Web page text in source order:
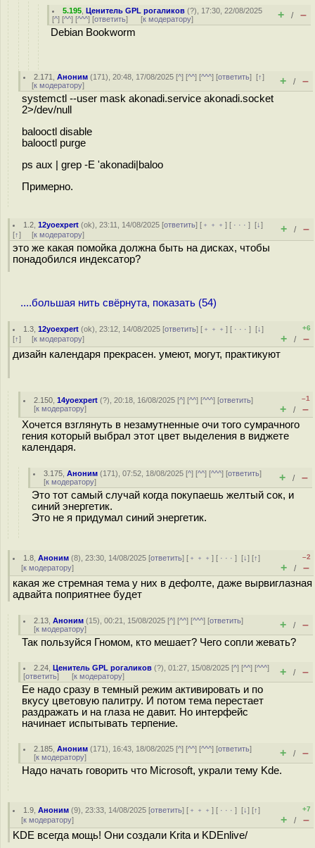
5.195 ,Ценитель GPL рогаликов (?), 17:30, 22/08/2025
[^] [^^] [^^^] [ответить] [к модератору] + / –
Debian Bookworm
2.171 ,Аноним (171), 20:48, 17/08/2025 [^] [^^] [^^^] [ответить][↑]
[к модератору] + / –
systemctl --user mask akonadi.service akonadi.socket
2>/dev/null
balooctl disable
balooctl purge
ps aux | grep -E 'akonadi|baloo
Примерно.
1.2 ,12yoexpert (ok), 23:11, 14/08/2025 [ответить] [ ﹢﹢﹢] [ · · ·][↓]
[↑] [к модератору] + / –
это же какая помойка должна быть на дисках, чтобы
понадобился индексатор?
....большая нить свёрнута, показать (54)
1.3 ,12yoexpert (ok), 23:12, 14/08/2025 [ответить] [ ﹢﹢﹢] [ · · ·][↓]
[↑] [к модератору]
+6
+ / –
дизайн календаря прекрасен. умеют, могут, практикуют
2.150 ,14yoexpert (?), 20:18, 16/08/2025 [^] [^^] [^^^] [ответить]
[к модератору]
–1
+ / –
Хочется взглянуть в незамутненные очи того сумрачного
гения который выбрал этот цвет выделения в виджете
календаря.
3.175 ,Аноним (171), 07:52, 18/08/2025 [^] [^^] [^^^] [ответить]
[к модератору] + / –
Это тот самый случай когда покупаешь желтый сок, и
синий энергетик.
Это не я придумал синий энергетик.
1.8 ,Аноним (8), 23:30, 14/08/2025 [ответить] [ ﹢﹢﹢] [ · · ·][↓] [↑]
[к модератору]
–2
+ / –
какая же стремная тема у них в дефолте, даже вырвиглазная
адвайта поприятнее будет
2.13 ,Аноним (15), 00:21, 15/08/2025 [^] [^^] [^^^] [ответить]
[к модератору] + / –
Так пользуйся Гномом, кто мешает? Чего сопли жевать?
2.24 ,Ценитель GPL рогаликов (?), 01:27, 15/08/2025 [^] [^^] [^^^]
[ответить] [к модератору] + / –
Ее надо сразу в темный режим активировать и по
вкусу цветовую палитру. И потом тема перестает
раздражать и на глаза не давит. Но интерфейс
начинает испытывать терпение.
2.185 ,Аноним (171), 16:43, 18/08/2025 [^] [^^] [^^^] [ответить]
[к модератору] + / –
Надо начать говорить что Microsoft, украли тему Kde.
1.9 ,Аноним (9), 23:33, 14/08/2025 [ответить] [ ﹢﹢﹢] [ · · ·][↓] [↑]
[к модератору]
+7
+ / –
KDE всегда мощь! Они создали Krita и KDEnlive/